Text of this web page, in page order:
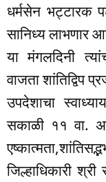
धर्मसेन भट्टारक
सानिध्य लाभणार
या मंगलदिनी
वाजता शांतिद्विप
उपदेशाचा
सकाळी ११ वा.
जिल्हाधिकारी